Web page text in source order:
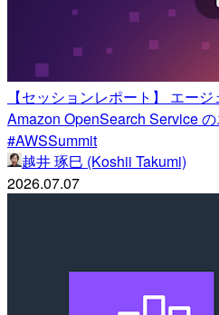
【セッションレポート】 エー
Amazon OpenSearch Service
#AWSSummit
越井 琢巳 (Koshii Takumi)
2026.07.07